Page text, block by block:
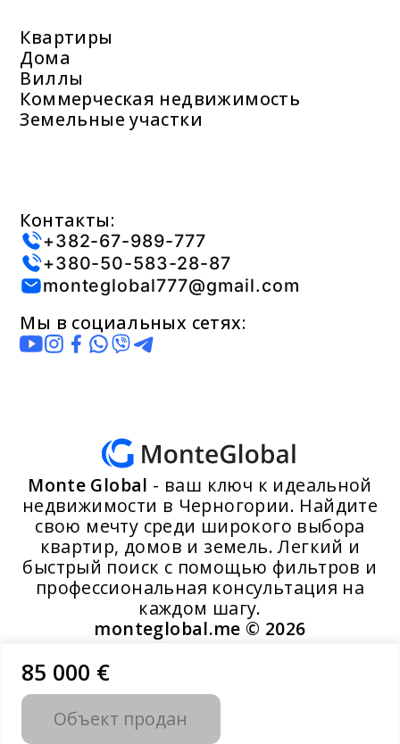
85 000 €
Объект продан
Квартиры
Дома
Виллы
Коммерческая недвижимость
Земельные участки
Контакты:
+382-67-989-777
+380-50-583-28-87
monteglobal777@gmail.com
Мы в социальных сетях:
Monte Global - ваш ключ к идеальной
недвижимости в Черногории. Найдите
свою мечту среди широкого выбора
квартир, домов и земель. Легкий и
быстрый поиск с помощью фильтров и
профессиональная консультация на
каждом шагу.
monteglobal.me © 2026
Разработано MoosYo LLC